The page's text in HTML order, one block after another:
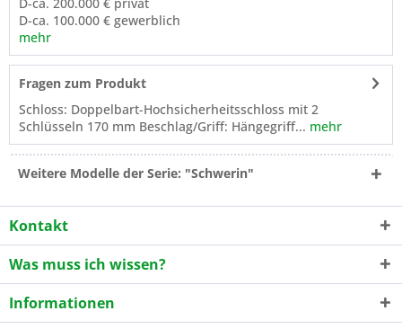
D-ca. 100.000 € gewerblich
mehr
Fragen zum Produkt
Schloss: Doppelbart-Hochsicherheitsschloss mit 2
Schlüsseln 170 mm Beschlag/Griff: Hängegriff... mehr
Weitere Modelle der Serie: "Schwerin"
Kontakt
Was muss ich wissen?
Informationen